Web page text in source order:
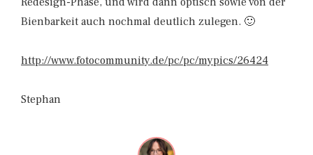
Bienbarkeit auch nochmal deutlich zulegen. 🙂
http://www.fotocommunity.de/pc/pc/mypics/26424
Stephan